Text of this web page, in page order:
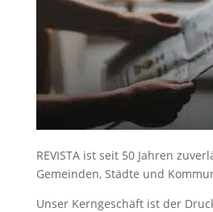
REVISTA ist seit 50 Jahren
Gemeinden, Städte und
Unser Kerngeschäft ist der